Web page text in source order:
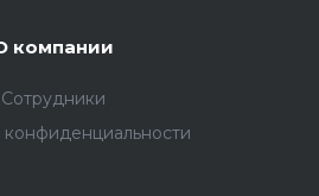
компании
Сотрудники
конфиденциальности